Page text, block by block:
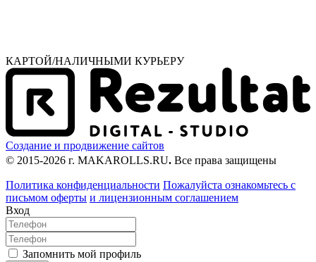
КАРТОЙ/НАЛИЧНЫМИ КУРЬЕРУ
Создание и продвижение сайтов
© 2015-2026 г. MAKAROLLS.RU. Все права защищены
Политика конфиденциальности Пожалуйста ознакомьтесь с
письмом оферты и лицензионным соглашением
Вход
Запомнить мой профиль